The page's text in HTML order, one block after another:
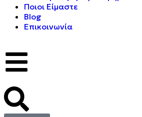
Ποιοι Είμαστε
Blog
Επικοινωνία